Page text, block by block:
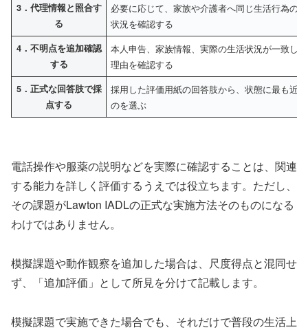
3．代理情報と照合す
る
必要に応じて、家族や介護者へ同じ生活行為の
状況を確認する
4．不明点を追加確認
する
本人申告、家族情報、実際の生活状況が一致し
理由を確認する
5．正式な回答肢で採
点する
採用した評価用紙の回答肢から、状態に最も近
のを選ぶ
電話操作や服薬の説明などを実際に確認することは、関連
する能力を詳しく評価するうえでは役立ちます。ただし、
その課題がLawton IADLの正式な実施方法そのものになる
わけではありません。
模擬課題や動作観察を追加した場合は、尺度得点と混同せ
ず、「追加評価」として所見を分けて記載します。
模擬課題で実施できた場合でも、それだけで普段の生活上